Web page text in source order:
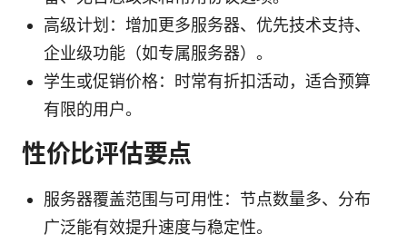
高级计划：增加更多服务器、优先技术支持、
企业级功能（如专属服务器）。
学生或促销价格：时常有折扣活动，适合预算
有限的用户。
性价比评估要点
服务器覆盖范围与可用性：节点数量多、分布
广泛能有效提升速度与稳定性。